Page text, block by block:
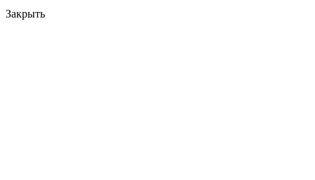
Закрыть